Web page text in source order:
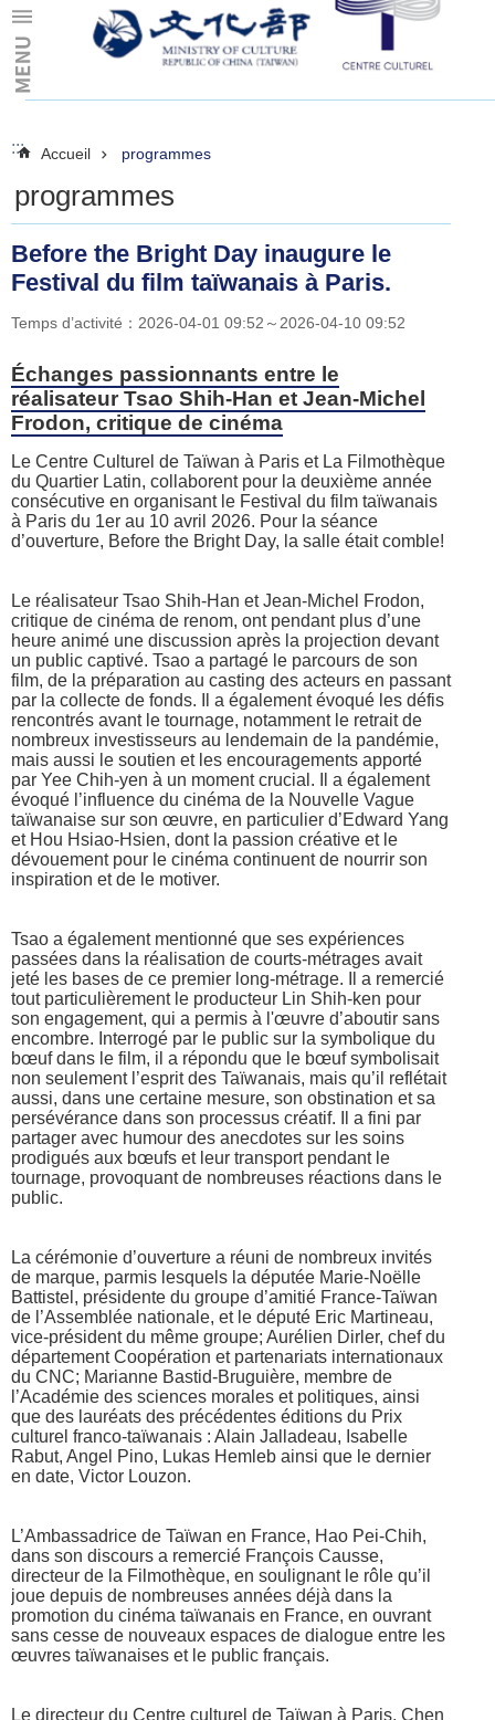
Skip to main content
:::
::: Accueil programmes
programmes
Before the Bright Day inaugure le
Festival du film taïwanais à Paris.
Temps d’activité：2026-04-01 09:52～2026-04-10 09:52
Échanges passionnants entre le
réalisateur Tsao Shih-Han et Jean-Michel
Frodon, critique de cinéma
Le Centre Culturel de Taïwan à Paris et La Filmothèque
du Quartier Latin, collaborent pour la deuxième année
consécutive en organisant le Festival du film taïwanais
à Paris du 1er au 10 avril 2026. Pour la séance
d’ouverture, Before the Bright Day, la salle était comble!
Le réalisateur Tsao Shih-Han et Jean-Michel Frodon,
critique de cinéma de renom, ont pendant plus d’une
heure animé une discussion après la projection devant
un public captivé. Tsao a partagé le parcours de son
film, de la préparation au casting des acteurs en passant
par la collecte de fonds. Il a également évoqué les défis
rencontrés avant le tournage, notamment le retrait de
nombreux investisseurs au lendemain de la pandémie,
mais aussi le soutien et les encouragements apporté
par Yee Chih-yen à un moment crucial. Il a également
évoqué l’influence du cinéma de la Nouvelle Vague
taïwanaise sur son œuvre, en particulier d’Edward Yang
et Hou Hsiao-Hsien, dont la passion créative et le
dévouement pour le cinéma continuent de nourrir son
inspiration et de le motiver.
Tsao a également mentionné que ses expériences
passées dans la réalisation de courts-métrages avait
jeté les bases de ce premier long-métrage. Il a remercié
tout particulièrement le producteur Lin Shih-ken pour
son engagement, qui a permis à l'œuvre d’aboutir sans
encombre. Interrogé par le public sur la symbolique du
bœuf dans le film, il a répondu que le bœuf symbolisait
non seulement l’esprit des Taïwanais, mais qu’il reflétait
aussi, dans une certaine mesure, son obstination et sa
persévérance dans son processus créatif. Il a fini par
partager avec humour des anecdotes sur les soins
prodigués aux bœufs et leur transport pendant le
tournage, provoquant de nombreuses réactions dans le
public.
La cérémonie d’ouverture a réuni de nombreux invités
de marque, parmis lesquels la députée Marie-Noëlle
Battistel, présidente du groupe d’amitié France-Taïwan
de l’Assemblée nationale, et le député Eric Martineau,
vice-président du même groupe; Aurélien Dirler, chef du
département Coopération et partenariats internationaux
du CNC; Marianne Bastid-Bruguière, membre de
l’Académie des sciences morales et politiques, ainsi
que des lauréats des précédentes éditions du Prix
culturel franco-taïwanais : Alain Jalladeau, Isabelle
Rabut, Angel Pino, Lukas Hemleb ainsi que le dernier
en date, Victor Louzon.
L’Ambassadrice de Taïwan en France, Hao Pei-Chih,
dans son discours a remercié François Causse,
directeur de la Filmothèque, en soulignant le rôle qu’il
joue depuis de nombreuses années déjà dans la
promotion du cinéma taïwanais en France, en ouvrant
sans cesse de nouveaux espaces de dialogue entre les
œuvres taïwanaises et le public français.
Le directeur du Centre culturel de Taïwan à Paris, Chen